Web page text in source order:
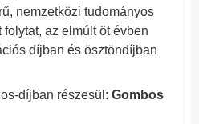
nemzetközi tudományos
az elmúlt öt évben
díjban és ösztöndíjban
díjban részesül: Gombos